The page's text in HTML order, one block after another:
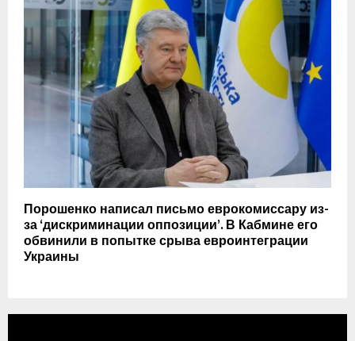
Порошенко написал письмо еврокомиссару из-
за ‘дискриминации оппозиции’. В Кабмине его
обвинили в попытке срыва евроинтеграции
Украины